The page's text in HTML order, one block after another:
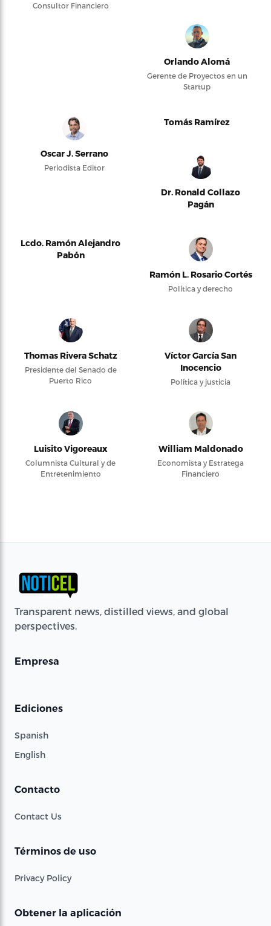
Consultor Financiero
Orlando Alomá
Gerente de Proyectos en un
Startup
Oscar J. Serrano
Periodista Editor
Tomás Ramírez
Dr. Ronald Collazo
Pagán
Lcdo. Ramón Alejandro
Pabón
Ramón L. Rosario Cortés
Política y derecho
Thomas Rivera Schatz
Presidente del Senado de
Puerto Rico
Víctor García San
Inocencio
Política y justicia
Luisito Vigoreaux
Columnista Cultural y de
Entretenimiento
William Maldonado
Economista y Estratega
Financiero
Transparent news, distilled views, and global
perspectives.
Empresa
Ediciones
Spanish
English
Contacto
Contact Us
Términos de uso
Privacy Policy
Obtener la aplicación